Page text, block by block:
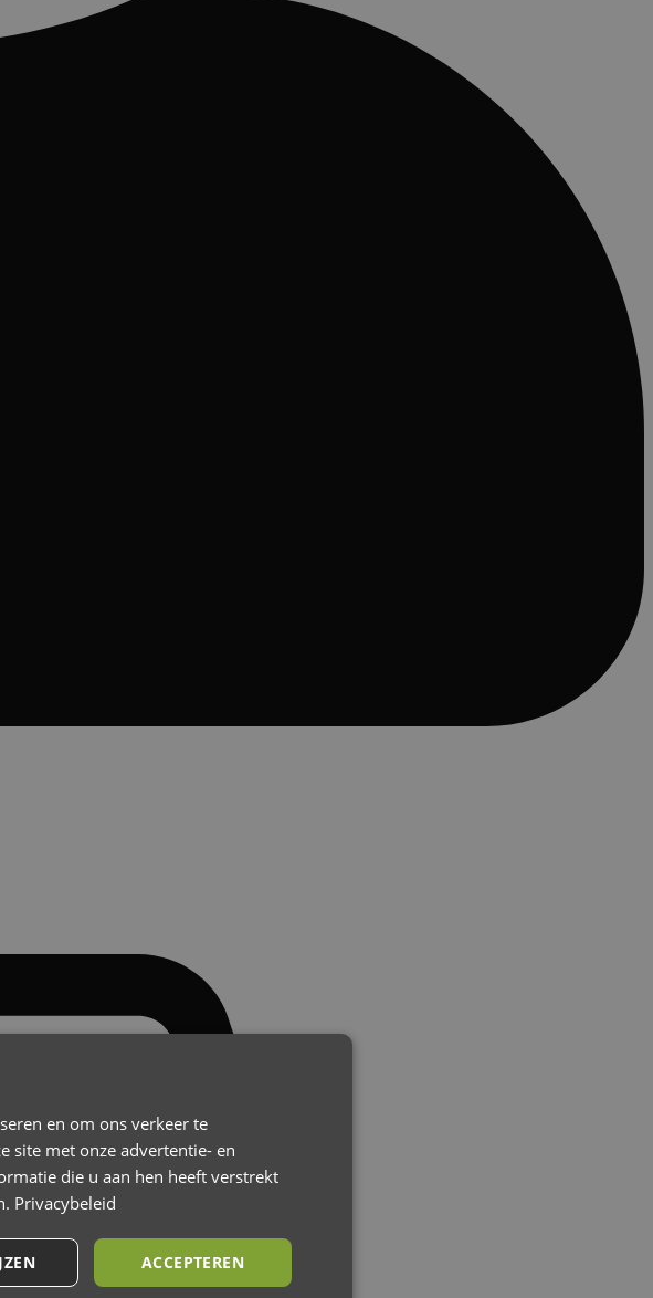
en om ons verkeer te
site met onze advertentie- en
die u aan hen heeft verstrekt
Privacybeleid
ACCEPTEREN